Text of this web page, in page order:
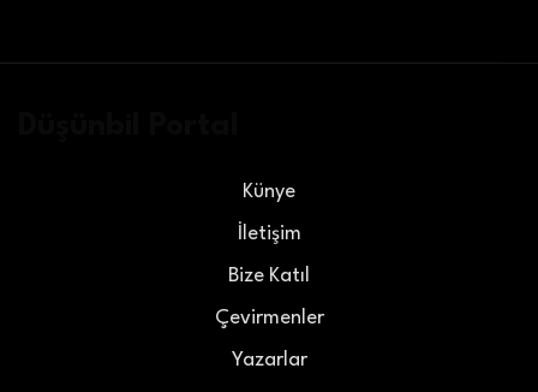
Künye
İletişim
Bize Katıl
Çevirmenler
Yazarlar